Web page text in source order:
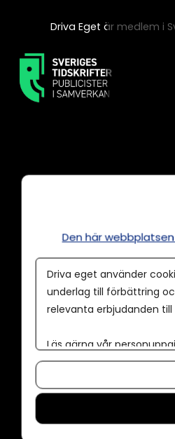
Driva Eget är medlem i
Våra
Om
Den här
Driva eget använder
underlag till förbättring
relevanta erbjudanden till
Läs gärna vår
Om du vill ändra ditt val i